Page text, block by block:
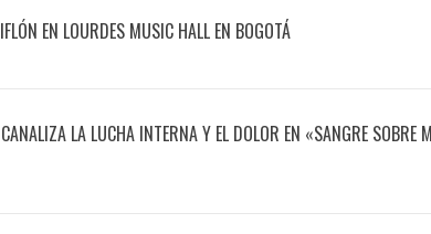
EN LOURDES MUSIC HALL EN BOGOTÁ
LA LUCHA INTERNA Y EL DOLOR EN «SANGRE SOBRE